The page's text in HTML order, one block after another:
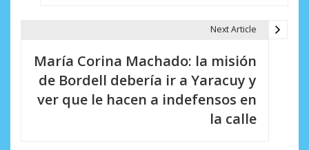
Next Article
María Corina Machado: la misión
de Bordell debería ir a Yaracuy y
ver que le hacen a indefensos en
la calle